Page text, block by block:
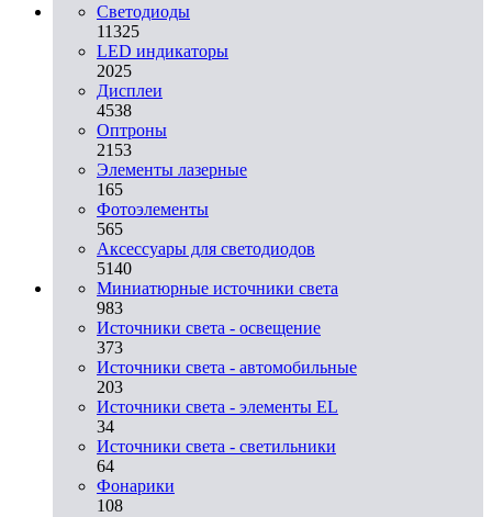
Светодиоды
11325
LED индикаторы
2025
Дисплеи
4538
Оптроны
2153
Элементы лазерные
165
Фотоэлементы
565
Аксессуары для светодиодов
5140
Миниатюрные источники света
983
Источники света - освещение
373
Источники света - автомобильные
203
Источники света - элементы EL
34
Источники света - светильники
64
Фонарики
108